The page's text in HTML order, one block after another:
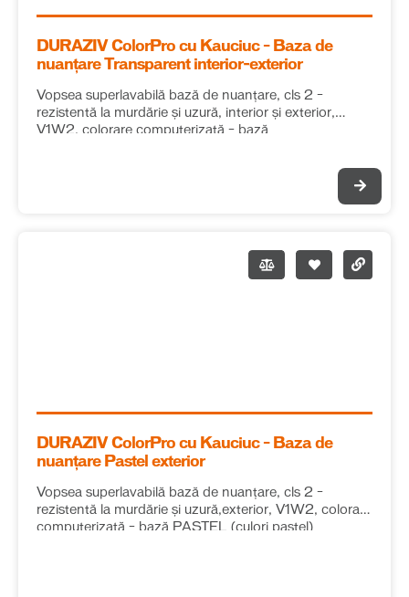
DURAZIV ColorPro cu Kauciuc – Baza de
nuanțare Transparent interior-exterior
Vopsea superlavabilă bază de nuanțare, cls 2 –
rezistentă la murdărie și uzură, interior și exterior,
V1W2, colorare computerizată – bază
DURAZIV ColorPro cu Kauciuc – Baza de
nuanțare Pastel exterior
Vopsea superlavabilă bază de nuanțare, cls 2 –
rezistentă la murdărie și uzură,exterior, V1W2, colorare
computerizată – bază PASTEL (culori pastel)